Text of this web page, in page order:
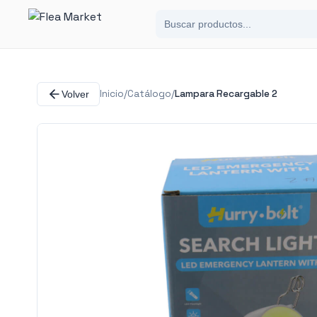
Volver Inicio/Catálogo/Lampara Recargable 2